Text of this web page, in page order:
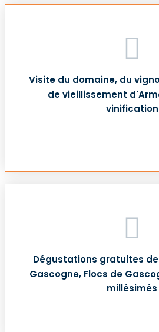
Visite du domaine, du
de vieillissement
vinification
Dégustations gratuites
Gascogne, Flocs de
millésimés